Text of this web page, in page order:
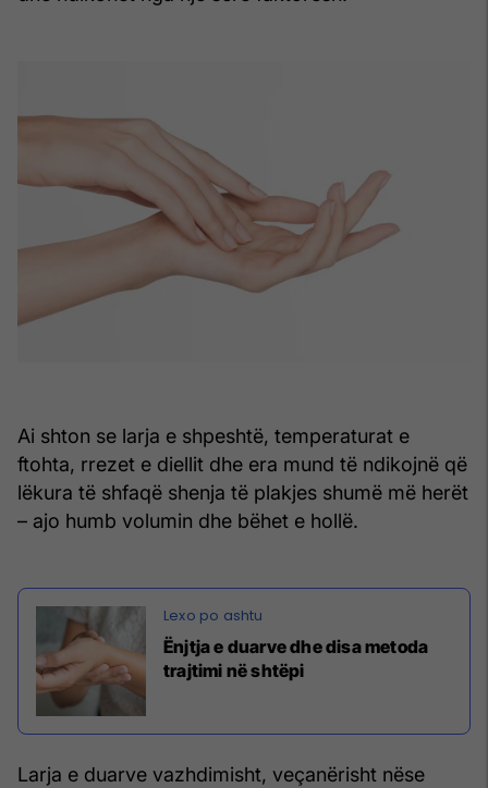
Ai shton se larja e shpeshtë, temperaturat e
ftohta, rrezet e diellit dhe era mund të ndikojnë që
lëkura të shfaqë shenja të plakjes shumë më herët
– ajo humb volumin dhe bëhet e hollë.
Ënjtja e duarve dhe disa metoda
trajtimi në shtëpi
Larja e duarve vazhdimisht, veçanërisht nëse